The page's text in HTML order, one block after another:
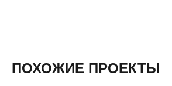
ПОХОЖИЕ ПРОЕКТЫ